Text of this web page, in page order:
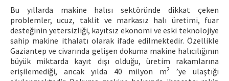
Bu yıllarda makine halısı sektöründe dikkat çeken
problemler, ucuz, taklit ve markasız halı üretimi, fuar
desteğinin yetersizliği, kayıtsız ekonomi ve eski teknolojiye
sahip makine ithalatı olarak ifade edilmektedir. Özellikle
Gaziantep ve civarında gelişen dokuma makine halıcılığının
büyük miktarda kayıt dışı olduğu, üretim rakamlarına
erişilemediği, ancak yılda 40 milyon m2
’ye ulaştığı